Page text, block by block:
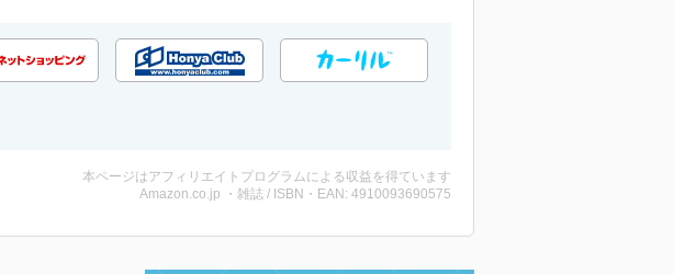
本ページはアフィリエイトプログラムによる収益を得ています
Amazon.co.jp ・雑誌 / ISBN・EAN: 4910093690575